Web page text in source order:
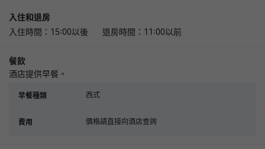
入住和退房
入住時間：15:00以後 退房時間：11:00以前
餐飲
酒店提供早餐。
早餐種類 西式
費用 價格請直接向酒店查詢